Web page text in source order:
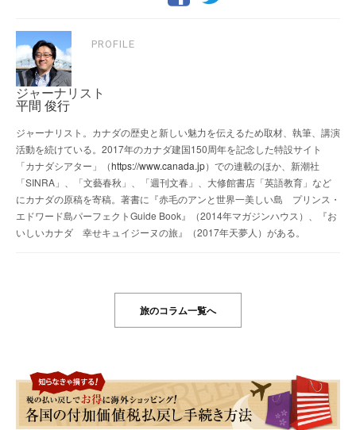
PROFILE
ジャーナリスト
平間 俊行
ジャーナリスト。カナダの歴史と新しい魅力を伝えるため取材、執筆、講演
活動を続けている。2017年のカナダ建国150周年を記念した特設サイト
「カナダシアター」（https://www.canada.jp）での連載のほか、新潮社
「SINRA」、「文藝春秋」、「週刊文春」、大修館書店「英語教育」など
にカナダの原稿を寄稿。著書に『赤毛のアンと世界一美しい島 プリンス・
エドワード島パーフェクトGuide Book』（2014年マガジンハウス）、『お
いしいカナダ 幸せキュイジーヌの旅』（2017年天夢人）がある。
旅のコラム一覧へ